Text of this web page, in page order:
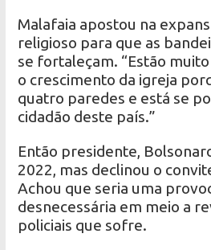
Malafaia apostou na
religioso para que as
se fortaleçam. “Estão
o crescimento da igreja
quatro paredes e está se
cidadão deste país.”
Então presidente,
2022, mas declinou o
Achou que seria uma
desnecessária em meio a
policiais que sofre.